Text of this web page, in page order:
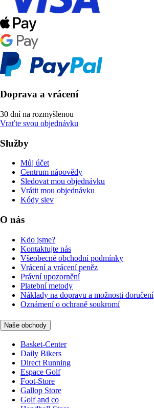
Doprava a vrácení
30 dní na rozmyšlenou
Vraťte svou objednávku
Služby
Můj účet
Centrum nápovědy
Sledovat mou objednávku
Vrátit mou objednávku
Kódy slev
O nás
Kdo jsme?
Kontaktujte nás
Všeobecné obchodní podmínky
Vrácení a vrácení peněz
Právní upozornění
Platební metody
Náklady na dopravu a možnosti doručení
Oznámení o ochraně soukromí
Naše obchody
Basket-Center
Daily Bikers
Direct Running
Espace Golf
Foot-Store
Gallop Store
Golf and co